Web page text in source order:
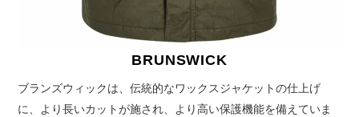
BRUNSWICK
ブランズウィックは、伝統的なワックスジャケットの仕上げ
に、より長いカットが施され、より高い保護機能を備えていま